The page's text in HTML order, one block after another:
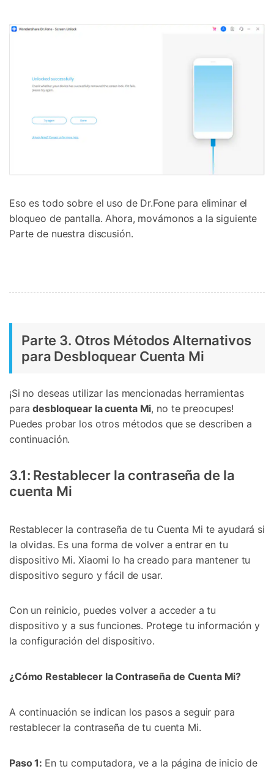
Eso es todo sobre el uso de Dr.Fone para eliminar el
bloqueo de pantalla. Ahora, movámonos a la siguiente
Parte de nuestra discusión.
Parte 3. Otros Métodos Alternativos
para Desbloquear Cuenta Mi
¡Si no deseas utilizar las mencionadas herramientas
paradesbloquear la cuenta Mi, no te preocupes!
Puedes probar los otros métodos que se describen a
continuación.
3.1: Restablecer la contraseña de la
cuenta Mi
Restablecer la contraseña de tu Cuenta Mi te ayudará si
la olvidas. Es una forma de volver a entrar en tu
dispositivo Mi. Xiaomi lo ha creado para mantener tu
dispositivo seguro y fácil de usar.
Con un reinicio, puedes volver a acceder a tu
dispositivo y a sus funciones. Protege tu información y
la configuración del dispositivo.
¿Cómo Restablecer la Contraseña de Cuenta Mi?
A continuación se indican los pasos a seguir para
restablecer la contraseña de tu cuenta Mi.
Paso 1: En tu computadora, ve a la página de inicio de